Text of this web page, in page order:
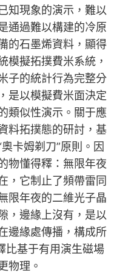
知現象的演示，難以
通過難以構建的冷原
的石墨烯資料，顯得
模擬拓撲費米系統，
子的統計行為完整分
是以模擬費米面決定
類似性演示。關于應
料拓撲態的研討，基
卡姆剃刀”原則。因
物懂得釋：無限年夜
，它制止了頻帶雷同
限年夜的二維光子晶
，邊緣上沒有，是以
邊緣處傳播，構成所
比基于有用演生磁場
物理。